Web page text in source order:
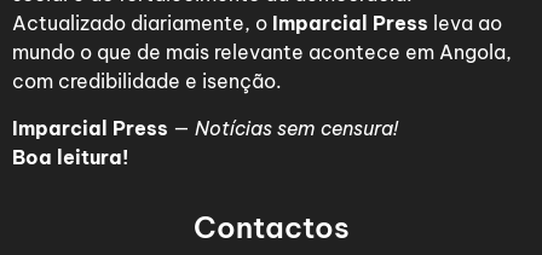
Actualizado diariamente, o Imparcial Press leva ao
mundo o que de mais relevante acontece em Angola,
com credibilidade e isenção.
Imparcial Press — Notícias sem censura!
Boa leitura!
Contactos